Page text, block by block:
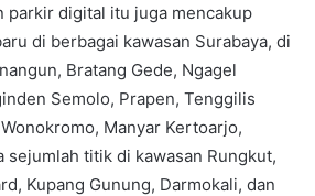
parkir digital itu juga mencakup
di berbagai kawasan Surabaya, di
Bratang Gede, Ngagel
Semolo, Prapen, Tenggilis
Manyar Kertoarjo,
sejumlah titik di kawasan Rungkut,
Kupang Gunung, Darmokali, dan